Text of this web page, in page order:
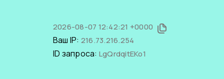
2026-08-07 12:42:21 +0000
Ваш IP: 216.73.216.254
ID запроса: LgQrdqitEKo1